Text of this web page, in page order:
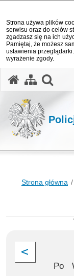
Strona używa plików
serwisu oraz do celów
zgadzasz się na ich
Pamiętaj, że możesz
ustawienia
wyrażenie zgody.
Strona główna
Po